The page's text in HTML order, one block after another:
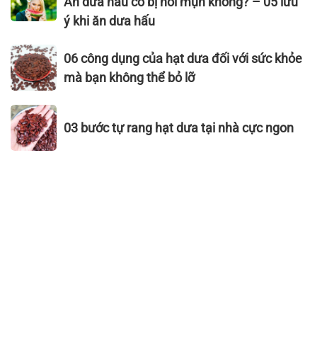
chuẩn
xuất
–
Hạt
Dưa
Thái
Sơn
dưa
được
nguy
bị
ung
thư
nhiều
người
tưởng?
dưa
có
bị
nổi
mụn
không?
–
05
ý khi ăn dưa hấu
06
công
dụng
của
hạt
dưa
đối
06 công dụng của hạt dưa đối với sức khỏe
mà bạn không thể bỏ lỡ
03
bước
tự
03 bước tự rang hạt dưa tại nhà cực ngon